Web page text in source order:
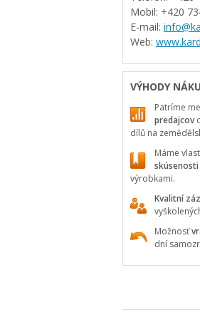
Mobil: +420
E-mail:
Web:
VÝHODY
Patríme
predajcov
dílů na
Máme
skúsenosti
výrobkami.
Kvalitní
Možnosť
dní